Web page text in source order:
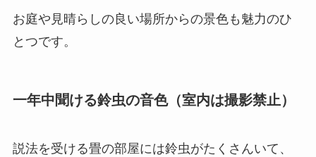
お庭や見晴らしの良い場所からの景色も魅力のひ
とつです。
一年中聞ける鈴虫の音色（室内は撮影禁止）
説法を受ける畳の部屋には鈴虫がたくさんいて、